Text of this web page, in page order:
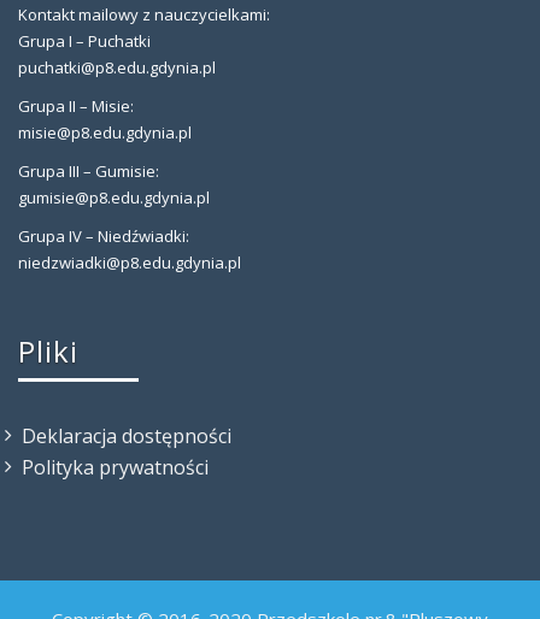
Kontakt mailowy z nauczycielkami:
Grupa I – Puchatki
puchatki@p8.edu.gdynia.pl
Grupa II – Misie:
misie@p8.edu.gdynia.pl
Grupa III – Gumisie:
gumisie@p8.edu.gdynia.pl
Grupa IV – Niedźwiadki:
niedzwiadki@p8.edu.gdynia.pl
Pliki
Deklaracja dostępności
Polityka prywatności